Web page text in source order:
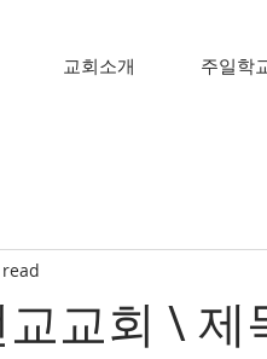
교회소개 주일학
교회 \ 제